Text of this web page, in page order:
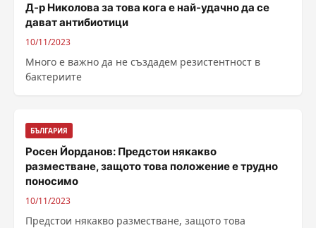
Д-р Николова за това кога е най-удачно да се
дават антибиотици
10/11/2023
Много е важно да не създадем резистентност в
бактериите
БЪЛГАРИЯ
Росен Йорданов: Предстои някакво
разместване, защото това положение е трудно
поносимо
10/11/2023
Предстои някакво разместване, защото това